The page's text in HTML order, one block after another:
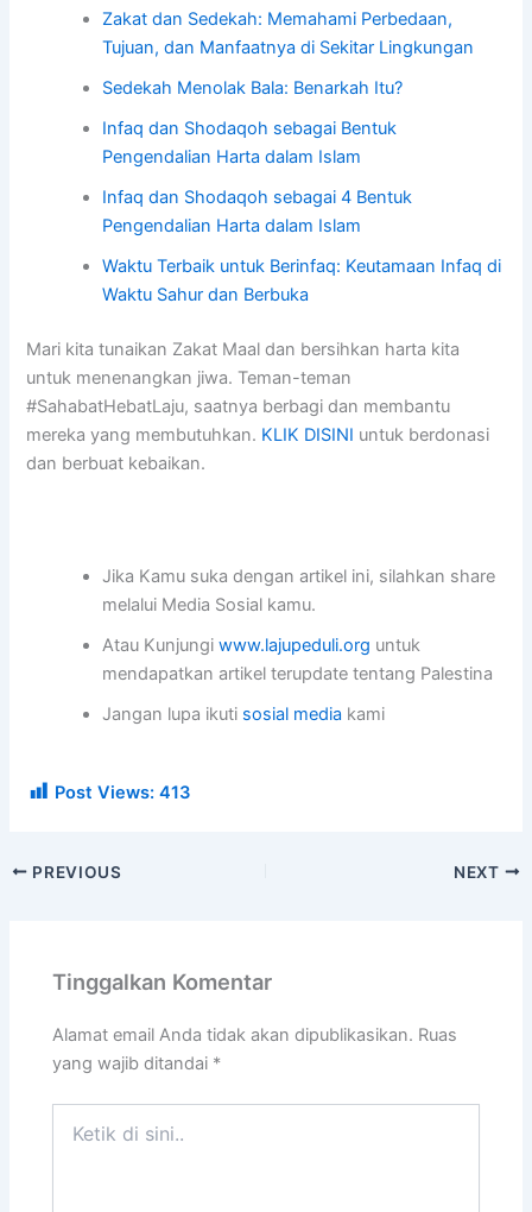
Zakat dan Sedekah: Memahami Perbedaan,
Tujuan, dan Manfaatnya di Sekitar Lingkungan
Sedekah Menolak Bala: Benarkah Itu?
Infaq dan Shodaqoh sebagai Bentuk
Pengendalian Harta dalam Islam
Infaq dan Shodaqoh sebagai 4 Bentuk
Pengendalian Harta dalam Islam
Waktu Terbaik untuk Berinfaq: Keutamaan Infaq di
Waktu Sahur dan Berbuka
Mari kita tunaikan Zakat Maal dan bersihkan harta kita
untuk menenangkan jiwa. Teman-teman
#SahabatHebatLaju, saatnya berbagi dan membantu
mereka yang membutuhkan. KLIK DISINI untuk berdonasi
dan berbuat kebaikan.
Jika Kamu suka dengan artikel ini, silahkan share
melalui Media Sosial kamu.
Atau Kunjungiwww.lajupeduli.org untuk
mendapatkan artikel terupdate tentang Palestina
Jangan lupa ikuti sosial media kami
Post Views: 413
PREVIOUS NEXT
Tinggalkan Komentar
Alamat email Anda tidak akan dipublikasikan. Ruas
yang wajib ditandai *